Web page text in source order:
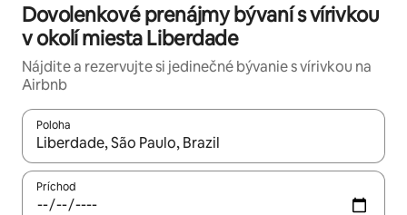
Dovolenkové prenájmy bývaní s vírivkou
v okolí miesta Liberdade
Nájdite a rezervujte si jedinečné bývanie s vírivkou na
Airbnb
Poloha
Keď budú výsledky k dispozícii, môžete si ich prechádzať
Príchod